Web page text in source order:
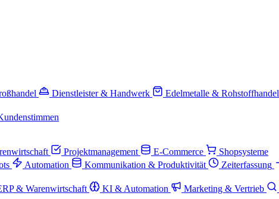
Dienstleister & Handwerk Edelmetalle & Rohstoffhandel
Projektmanagement E-Commerce
Shopsysteme
Automation Kommunikation & Produktivität Zeiterfassung
& Warenwirtschaft KI & Automation Marketing & Vertrieb